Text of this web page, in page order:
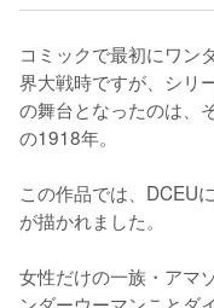
コミックで最初にワン
界大戦時ですが、シリ
の舞台となったのは、
の1918年。
この作品では、DCEU
が描かれました。
女性だけの一族・アマ
ンダーウーマンことダ